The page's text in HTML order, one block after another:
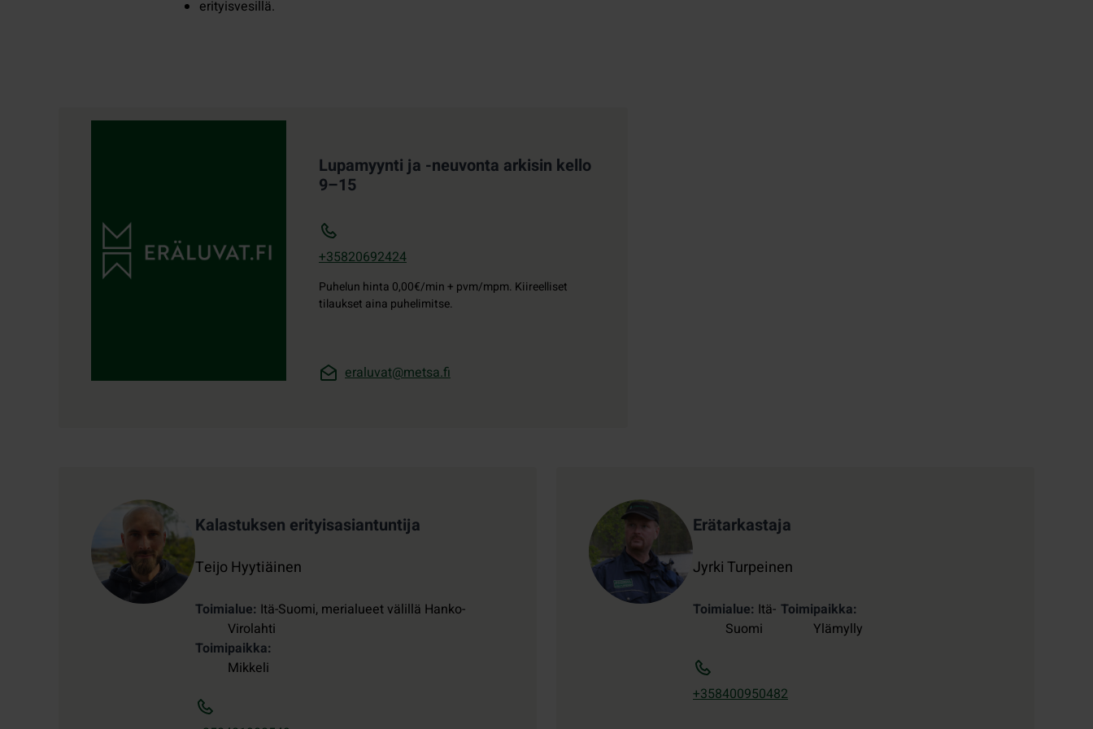
erityisvesillä.
Lupamyynti ja -neuvonta arkisin kello
9–15
+35820692424
Puhelun hinta 0,00€/min + pvm/mpm. Kiireelliset
tilaukset aina puhelimitse.
eraluvat@metsa.fi
Yhteystiedot
Kalastuksen erityisasiantuntija
Teijo Hyytiäinen
Toimialue Itä-Suomi, merialueet välillä Hanko-
Virolahti
Toimipaikka
Mikkeli
Erätarkastaja
Jyrki Turpeinen
Toimialue Itä-
Suomi
Toimipaikka
Ylämylly
+358400950482